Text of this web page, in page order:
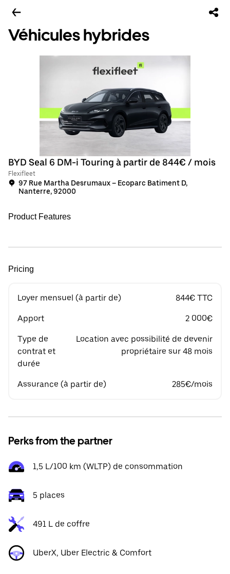
Véhicules hybrides
BYD Seal 6 DM-i Touring à partir de 844€ / mois
Flexifleet
97 Rue Martha Desrumaux – Ecoparc Batiment D,
Nanterre, 92000
Product Features
Pricing
Loyer mensuel (à partir de) 844€ TTC
Apport 2 000€
Type de
contrat et
durée
Location avec possibilité de devenir
propriétaire sur 48 mois
Assurance (à partir de) 285€/mois
Perks from the partner
1,5 L/100 km (WLTP) de consommation
5 places
491 L de coffre
UberX, Uber Electric & Comfort